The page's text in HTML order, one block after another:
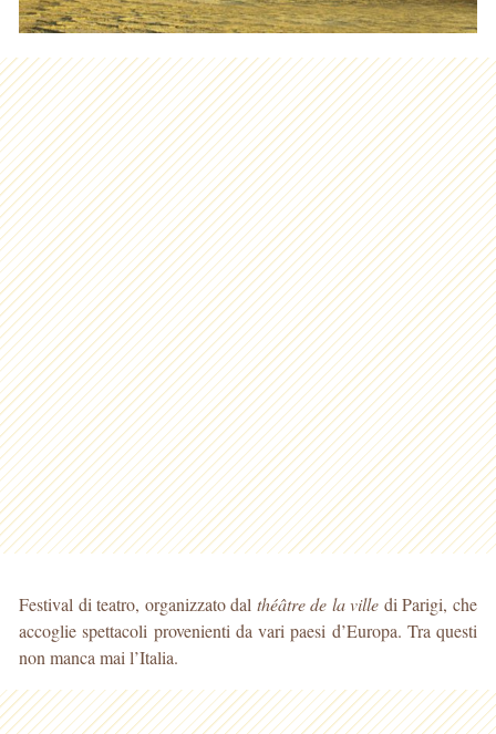
Festival di teatro, organizzato dal théâtre de la ville di Parigi, che
accoglie spettacoli provenienti da vari paesi d’Europa. Tra questi
non manca mai l’Italia.